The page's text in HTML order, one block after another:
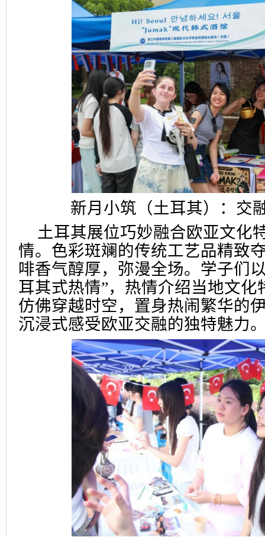
新月小筑（土耳其）：交
土耳其展位巧妙融合欧亚文化
情。色彩斑斓的传统工艺品精致
啡香气醇厚，弥漫全场。学子们
耳其式热情”，热情介绍当地文化
仿佛穿越时空，置身热闹繁华的
沉浸式感受欧亚交融的独特魅力